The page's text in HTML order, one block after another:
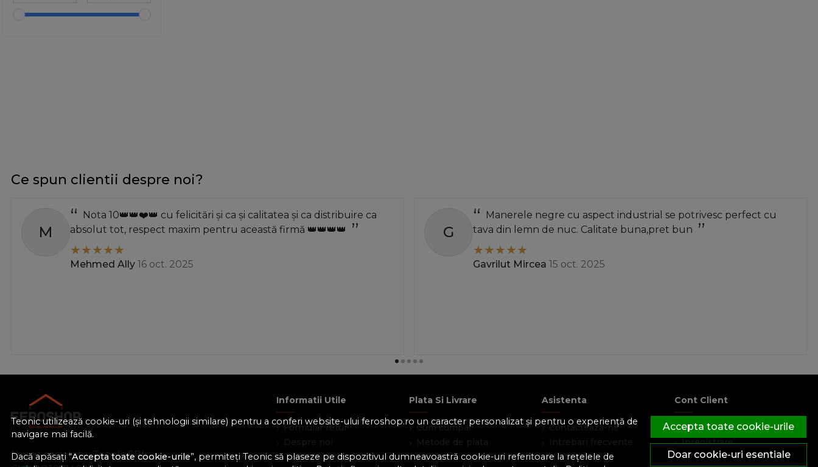
Teonic utilizează cookie-uri (și tehnologii similare) pentru a conferi website-ului feroshop.ro un caracter personalizat și pentru o experiență de
navigare mai facilă.
Dacă apăsați “Accepta toate cookie-urile”, permiteți Teonic să plaseze pe dispozitivul dumneavoastră cookie-uri referitoare la rețelele de
Accepta toate cookie-urile
Doar cookie-uri esentiale
Ce spun clientii despre noi?
M
Nota 10👑👑❤️👑 cu felicitări și ca și calitatea și ca distribuire ca
absolut tot, respect maxim pentru această firmă 👑👑👑👑
Mehmed Ally 16 oct. 2025
G
Manerele negre cu aspect industrial se potrivesc perfect cu
tava din lemn de nuc. Calitate buna,pret bun
Gavrilut Mircea 15 oct. 2025
Nume societate:Teonic SRL
Informatii Utile
Formular retur
Despre noi
Termeni si conditii
Plata Si Livrare
Cum cumpar
Metode de plata
Livrare
Asistenta
Contacteaza-ne
Intrebari frecvente
Harta site
Cont Client
Contul meu
Inregistrare
Recuperare parola